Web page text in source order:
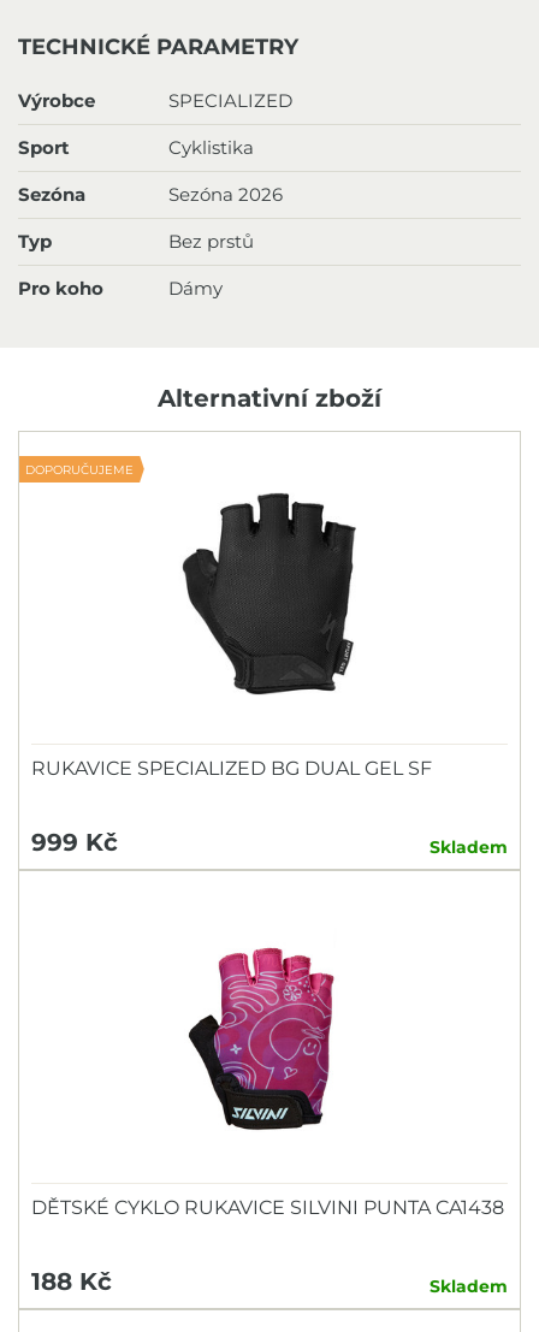
TECHNICKÉ PARAMETRY
Výrobce SPECIALIZED
Sport Cyklistika
Sezóna Sezóna 2026
Typ Bez prstů
Pro koho Dámy
Alternativní zboží
DOPORUČUJEME
RUKAVICE SPECIALIZED BG DUAL GEL SF
999 Kč Skladem
DĚTSKÉ CYKLO RUKAVICE SILVINI PUNTA CA1438
188 Kč Skladem